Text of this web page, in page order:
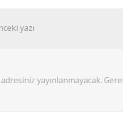
yazı
yayınlanmayacak.